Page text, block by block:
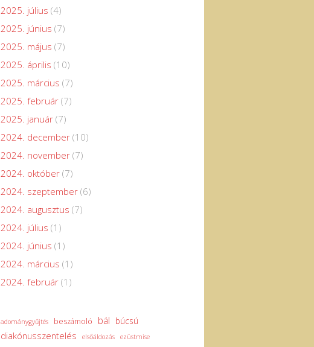
2025. július (4)
2025. június (7)
2025. május (7)
2025. április (10)
2025. március (7)
2025. február (7)
2025. január (7)
2024. december (10)
2024. november (7)
2024. október (7)
2024. szeptember (6)
2024. augusztus (7)
2024. július (1)
2024. június (1)
2024. március (1)
2024. február (1)
adománygyűjtés beszámoló bál búcsú
diakónusszentelés elsőáldozás ezüstmise